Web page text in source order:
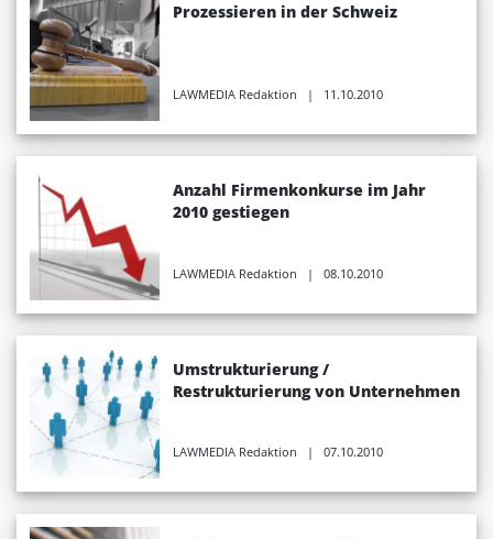
Prozessieren in der Schweiz
LAWMEDIA Redaktion | 11.10.2010
Anzahl Firmenkonkurse im Jahr
2010 gestiegen
LAWMEDIA Redaktion | 08.10.2010
Umstrukturierung /
Restrukturierung von Unternehmen
LAWMEDIA Redaktion | 07.10.2010